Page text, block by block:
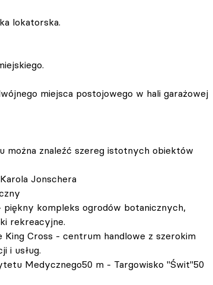
lokatorska.
miejsca postojowego w hali garażowej
można znaleźć szereg istotnych obiektów
Jonschera
kompleks ogrodów botanicznych,
rekreacyjne.
King Cross - centrum handlowe z szerokim
i usług.
Medycznego50 m - Targowisko "Świt"50